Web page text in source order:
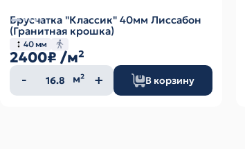
Брусчатка "Классик" 40мм Лиссабон
(Гранитная крошка)
40 мм
2400₽ /м²
Количество
товара
м² В корзину